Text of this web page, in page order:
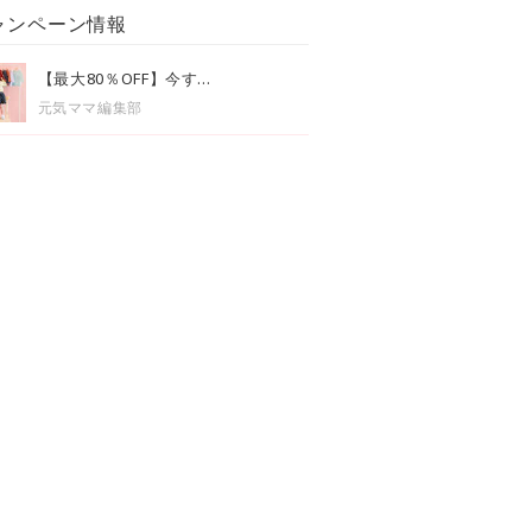
ンペーン情報
【最大80％OFF】今す...
元気ママ編集部